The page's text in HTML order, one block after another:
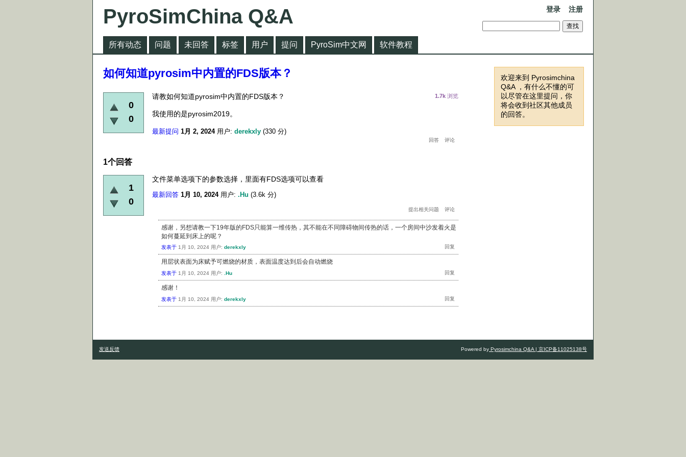
PyroSimChina Q&A 登录 注册
所有动态 问题 未回答 标签 用户 提问 PyroSim中文网 软件教程
欢迎来到 Pyrosimchina
Q&A ，有什么不懂的可
以尽管在这里提问，你
将会收到社区其他成员
的回答。
如何知道pyrosim中内置的FDS版本？
0
0
1.7k 浏览
请教如何知道pyrosim中内置的FDS版本？
我使用的是pyrosim2019。
最新提问 1月 2, 2024 用户: derekxly (330 分)
1个回答
1
0
文件菜单选项下的参数选择，里面有FDS选项可以查看
最新回答 1月 10, 2024 用户: .Hu (3.6k 分)
感谢，另想请教一下19年版的FDS只能算一维传热，其不能在不同障碍物间传热的话，一个房间中沙发着火是
如何蔓延到床上的呢？
发表于 1月 10, 2024 用户: derekxly
用层状表面为床赋予可燃烧的材质，表面温度达到后会自动燃烧
发表于 1月 10, 2024 用户: .Hu
感谢！
发表于 1月 10, 2024 用户: derekxly
发送反馈 Powered by Pyrosimchina Q&A | 京ICP备11025138号